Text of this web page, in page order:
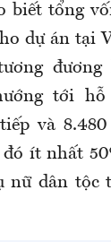
biết tổng
dự án tại
tới hỗ
và
ít nhất
nữ dân tộc